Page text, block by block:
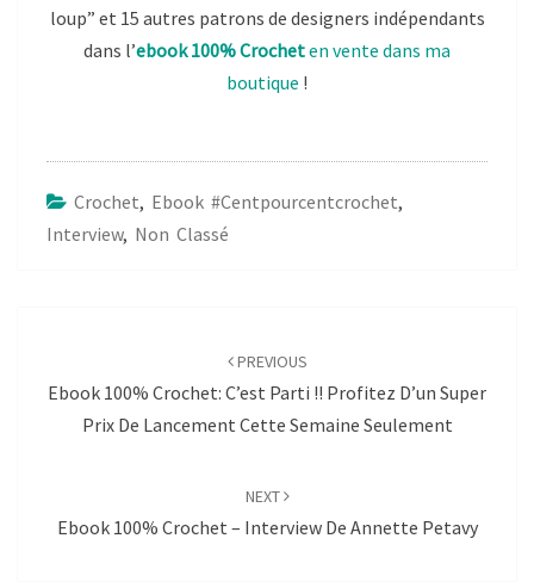
loup” et 15 autres patrons de designers indépendants
dans l’ebook 100% Crocheten vente dans ma
boutique !
Crochet, Ebook #centpourcentcrochet,
Interview, Non Classé
PREVIOUS
Ebook 100% Crochet: C’est Parti !! Profitez D’un Super
Prix De Lancement Cette Semaine Seulement
NEXT
Ebook 100% Crochet – Interview De Annette Petavy